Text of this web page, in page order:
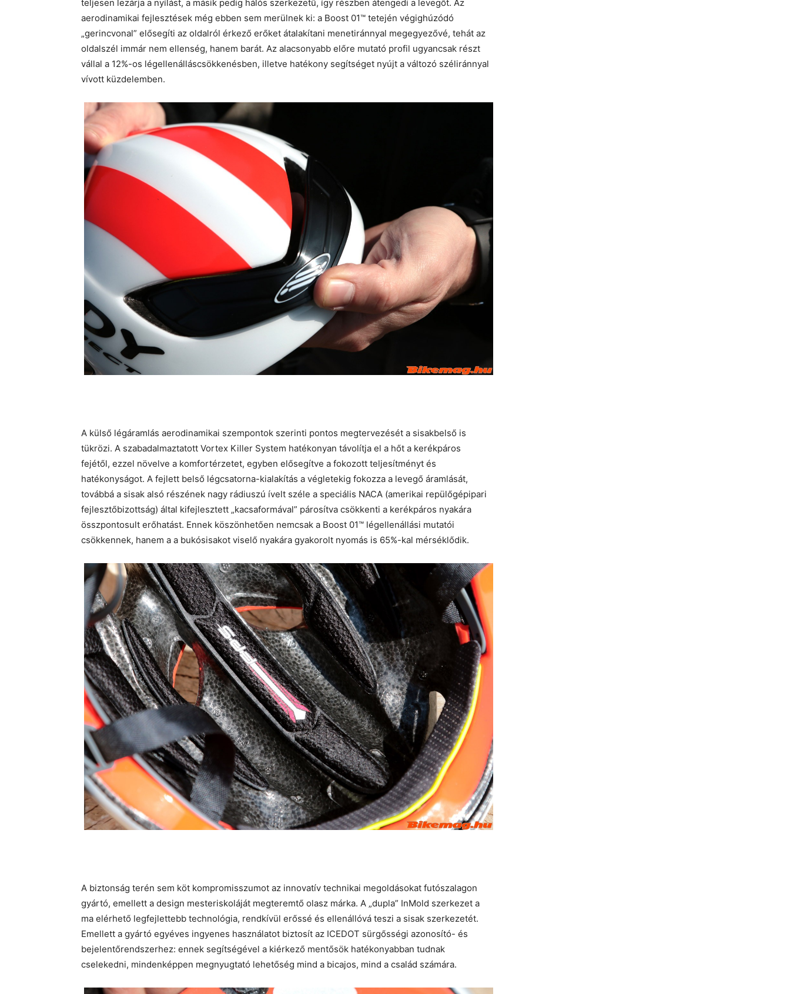
teljesen lezárja a nyílást, a másik pedig hálós szerkezetű, így részben átengedi a levegőt. Az
aerodinamikai fejlesztések még ebben sem merülnek ki: a Boost 01™ tetején végighúzódó
„gerincvonal” elősegíti az oldalról érkező erőket átalakítani menetiránnyal megegyezővé, tehát az
oldalszél immár nem ellenség, hanem barát. Az alacsonyabb előre mutató profil ugyancsak részt
vállal a 12%-os légellenálláscsökkenésben, illetve hatékony segítséget nyújt a változó széliránnyal
vívott küzdelemben.
A külső légáramlás aerodinamikai szempontok szerinti pontos megtervezését a sisakbelső is
tükrözi. A szabadalmaztatott Vortex Killer System hatékonyan távolítja el a hőt a kerékpáros
fejétől, ezzel növelve a komfortérzetet, egyben elősegítve a fokozott teljesítményt és
hatékonyságot. A fejlett belső légcsatorna-kialakítás a végletekig fokozza a levegő áramlását,
továbbá a sisak alsó részének nagy rádiuszú ívelt széle a speciális NACA (amerikai repülőgépipari
fejlesztőbizottság) által kifejlesztett „kacsaformával” párosítva csökkenti a kerékpáros nyakára
összpontosult erőhatást. Ennek köszönhetően nemcsak a Boost 01™ légellenállási mutatói
csökkennek, hanem a a bukósisakot viselő nyakára gyakorolt nyomás is 65%-kal mérséklődik.
A biztonság terén sem köt kompromisszumot az innovatív technikai megoldásokat futószalagon
gyártó, emellett a design mesteriskoláját megteremtő olasz márka. A „dupla” InMold szerkezet a
ma elérhető legfejlettebb technológia, rendkívül erőssé és ellenállóvá teszi a sisak szerkezetét.
Emellett a gyártó egyéves ingyenes használatot biztosít az ICEDOT sürgősségi azonosító- és
bejelentőrendszerhez: ennek segítségével a kiérkező mentősök hatékonyabban tudnak
cselekedni, mindenképpen megnyugtató lehetőség mind a bicajos, mind a család számára.